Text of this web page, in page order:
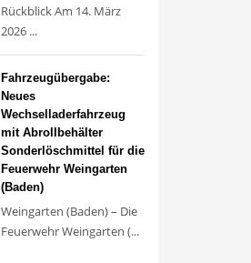
Rückblick Am 14. März
2026 ...
Fahrzeugübergabe:
Neues
Wechselladerfahrzeug
mit Abrollbehälter
Sonderlöschmittel für die
Feuerwehr Weingarten
(Baden)
Weingarten (Baden) – Die
Feuerwehr Weingarten (...